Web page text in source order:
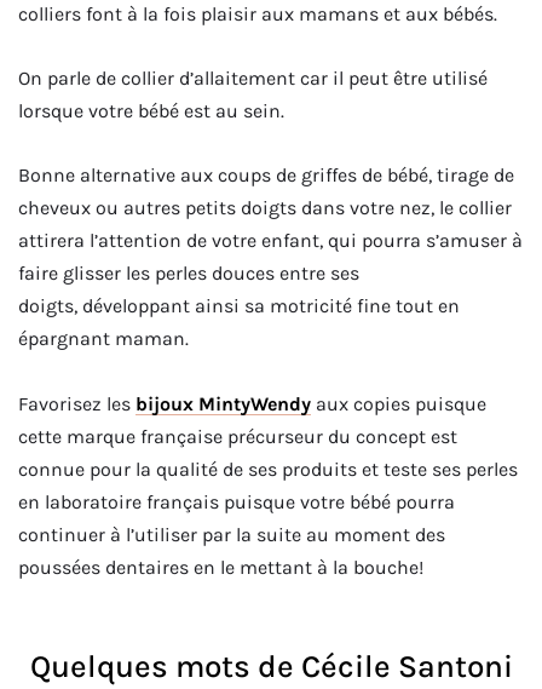
colliers font à la fois plaisir aux mamans et aux bébés.
On parle de collier d’allaitement car il peut être utilisé
lorsque votre bébé est au sein.
Bonne alternative aux coups de griffes de bébé, tirage de
cheveux ou autres petits doigts dans votre nez, le collier
attirera l’attention de votre enfant, qui pourra s’amuser à
faire glisser les perles douces entre ses
doigts, développant ainsi sa motricité fine tout en
épargnant maman.
Favorisez les bijoux MintyWendy aux copies puisque
cette marque française précurseur du concept est
connue pour la qualité de ses produits et teste ses perles
en laboratoire français puisque votre bébé pourra
continuer à l’utiliser par la suite au moment des
poussées dentaires en le mettant à la bouche!
Quelques mots de Cécile Santoni